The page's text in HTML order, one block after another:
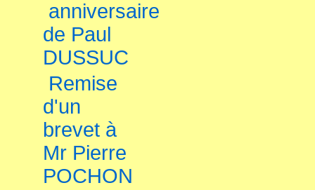
anniversaire
de Paul
DUSSUC
Remise
d'un
brevet à
Mr Pierre
POCHON